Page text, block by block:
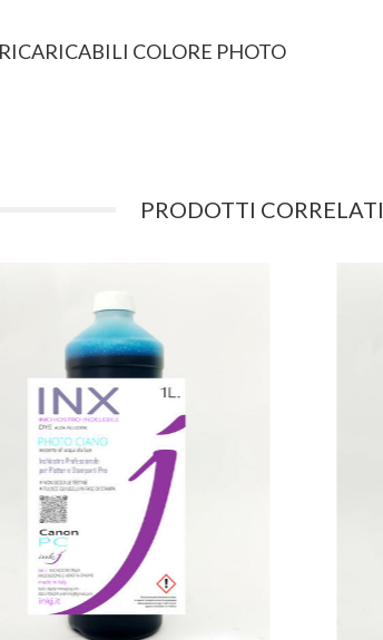
COLORE PHOTO
PRODOTTI CORRELATI